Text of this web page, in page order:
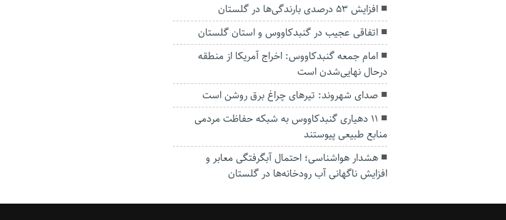
افزایش ۵۳ درصدی بارندگی‌ها در گلستان
اتفاقی عجیب در‌ گنبدکاووس و استان گلستان
امام جمعه گنبدکاووس: اخراج آمریکا از منطقه
درحال نهایی‌شدن است
صدای شهروند: تیرهای چراغ برق روشن است
۱۱ دهیاری گنبدکاووس به شبکه حفاظت مردمی
منابع طبیعی پیوستند
هشدار هواشناسی؛ احتمال آبگرفتگی معابر و
افزایش ناگهانی آب رودخانه‌ها در گلستان